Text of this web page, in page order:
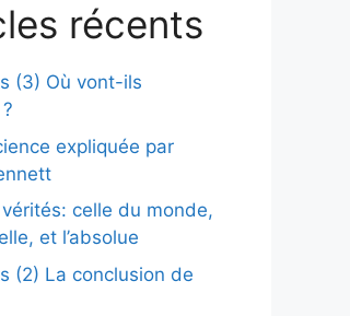
récents
(3) Où vont-ils
expliquée par
celle du monde,
et l’absolue
(2) La conclusion de